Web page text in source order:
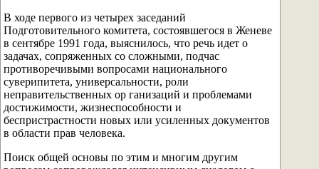
В ходе первого из четырех заседаний
Подготовительного комитета, состоявшегося в Женеве
в сентябре 1991 года, выяснилось, что речь идет о
задачах, сопряженных со сложными, подчас
противоречивыми вопросами национального
суверипитета, универсальности, роли
неправительственных ор ганизаций и проблемами
достижимости, жизнеспособности и
беспристрастности новых или усиленных документов
в области прав человека.
Поиск общей основы по этим и многим другим